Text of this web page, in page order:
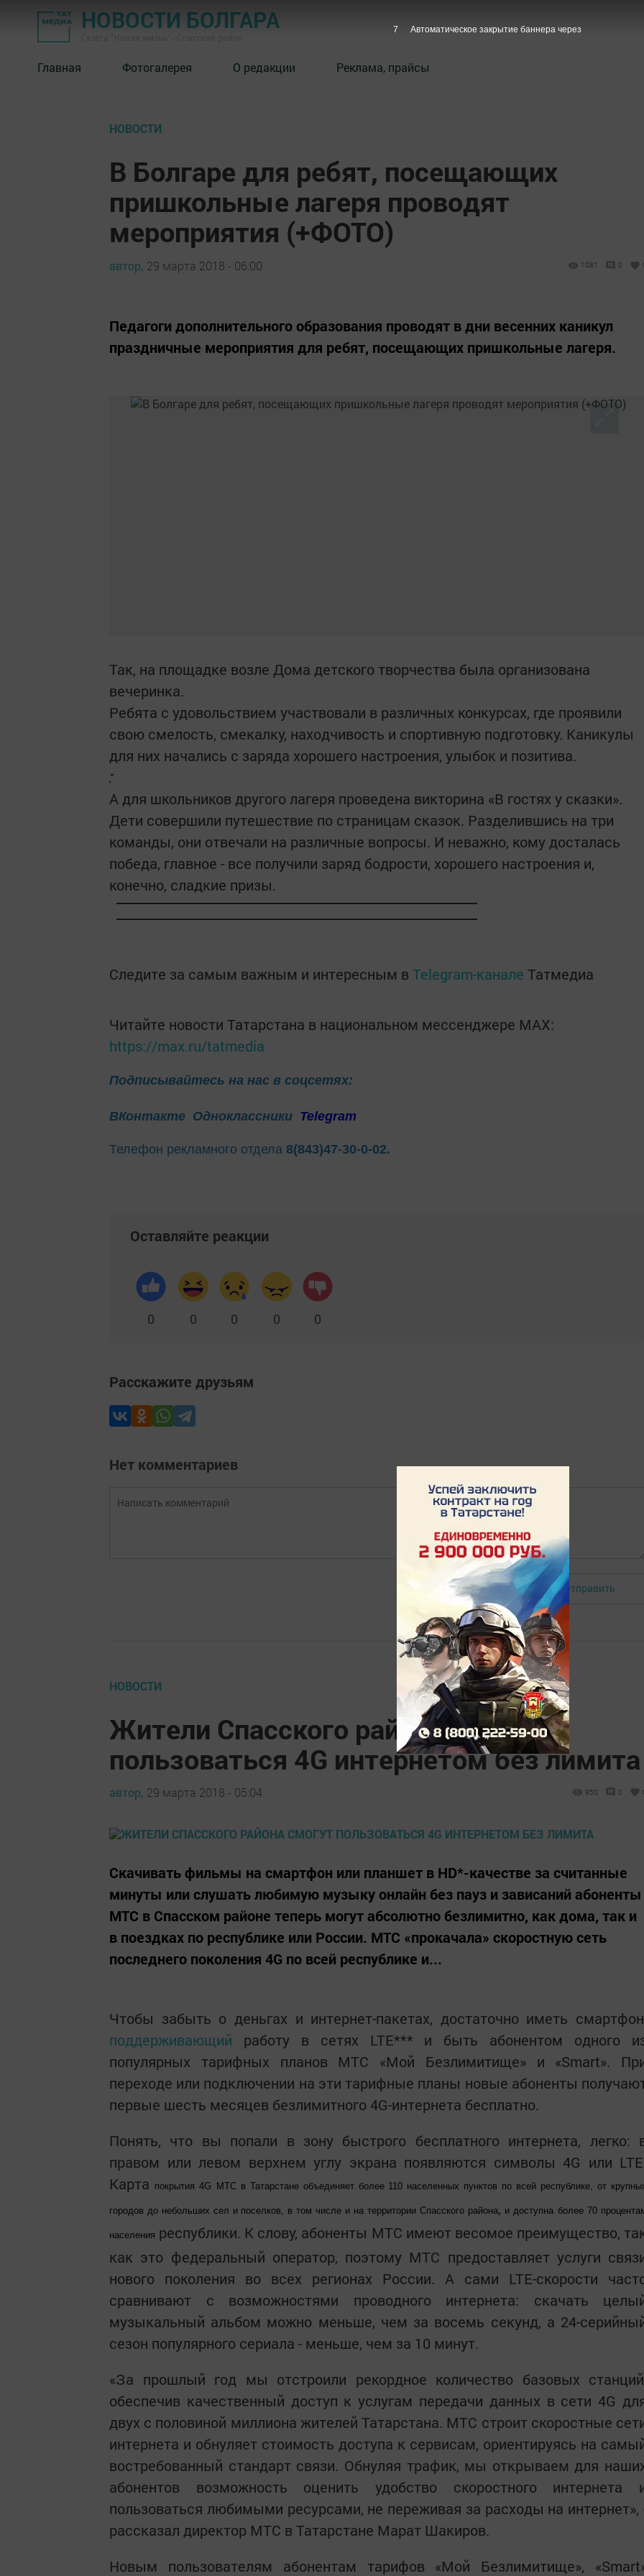
НОВОСТИ БОЛГАРА
Главная Фотогалерея О редакции Реклама, прайсы
НОВОСТИ
В Болгаре для ребят, посещающих
пришкольные лагеря проводят
мероприятия (+ФОТО)
автор, 29 марта 2018 - 06:00 1081 0
Педагоги дополнительного образования проводят в дни весенних каникул
праздничные мероприятия для ребят, посещающих пришкольные лагеря.
Так, на площадке возле Дома детского творчества была организована
вечеринка.
Ребята с удовольствием участвовали в различных конкурсах, где проявили
свою смелость, смекалку, находчивость и спортивную подготовку. Каникулы
для них начались с заряда хорошего настроения, улыбок и позитива.
А для школьников другого лагеря проведена викторина «В гостях у сказки».
Дети совершили путешествие по страницам сказок. Разделившись на три
команды, они отвечали на различные вопросы. И неважно, кому досталась
победа, главное - все получили заряд бодрости, хорошего настроения и,
конечно, сладкие призы.
Следите за самым важным и интересным в Telegram-канале Татмедиа
Читайте новости Татарстана в национальном мессенджере MАХ:
https://max.ru/tatmedia
Подписывайтесь на нас в соцсетях:
ВКонтакте Одноклассники Telegram
Телефон рекламного отдела 8(843)47-30-0-02.
Оставляйте реакции
0 0 0 0 0
Расскажите друзьям
Нет комментариев
Авторизоваться Отправить
НОВОСТИ
Жители Спасского района смогут
пользоваться 4G интернетом без лимита
автор, 29 марта 2018 - 05:04 950 0
Скачивать фильмы на смартфон или планшет в HD*-качестве за считанные
минуты или слушать любимую музыку онлайн без пауз и зависаний абоненты
МТС в Спасском районе теперь могут абсолютно безлимитно, как дома, так и
в поездках по республике или России. МТС «прокачала» скоростную сеть
последнего поколения 4G по всей республике и...
Чтобы забыть о деньгах и интернет-пакетах, достаточно иметь
поддерживающий работу в сетях LTE*** и быть абонентом одного
популярных тарифных планов МТС «Мой Безлимитище» и «Smart».
переходе или подключении на эти тарифные планы новые абоненты
первые шесть месяцев безлимитного 4G-интернета бесплатно.
Понять, что вы попали в зону быстрого бесплатного интернета, легко:
правом или левом верхнем углу экрана появляются символы 4G или
Карта покрытия 4G МТС в Татарстане объединяет более 110 населенных пунктов по всей республике, от
городов до небольших сел и поселков, в том числе и на территории Спасского района, и доступна более 70
населения республики. К слову, абоненты МТС имеют весомое преимущество,
как это федеральный оператор, поэтому МТС предоставляет услуги
нового поколения во всех регионах России. А сами LTE-скорости
сравнивают с возможностями проводного интернета: скачать
музыкальный альбом можно меньше, чем за восемь секунд, а 24-
сезон популярного сериала - меньше, чем за 10 минут.
«За прошлый год мы отстроили рекордное количество базовых
обеспечив качественный доступ к услугам передачи данных в сети 4G
двух с половиной миллиона жителей Татарстана. МТС строит скоростные
интернета и обнуляет стоимость доступа к сервисам, ориентируясь на
востребованный стандарт связи. Обнуляя трафик, мы открываем для
абонентов возможность оценить удобство скоростного интернета
пользоваться любимыми ресурсами, не переживая за расходы на интернет»,
рассказал директор МТС в Татарстане Марат Шакиров.
Новым пользователям абонентам тарифов «Мой Безлимитище»,
7 Автоматическое закрытие баннера через